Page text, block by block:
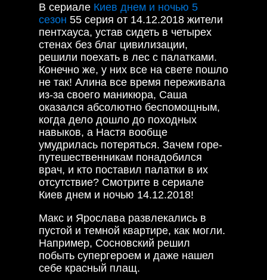
В сериале Киев днем и ночью 5
сезон 55 серия от 14.12.2018 жители
пентхауса, устав сидеть в четырех
стенах без благ цивилизации,
решили поехать в лес с палатками.
Конечно же, у них все на свете пошло
не так! Алина все время переживала
из-за своего маникюра, Саша
оказался абсолютно беспомощным,
когда дело дошло до походных
навыков, а Настя вообще
умудрилась потеряться. Зачем горе-
путешественникам понадобился
врач, и кто поставил палатки в их
отсутствие? Смотрите в сериале
Киев днем и ночью 14.12.2018!
Макс и Ярослава развлекались в
пустой и темной квартире, как могли.
Например, Сосновский решил
побыть супергероем и даже нашел
себе красный плащ.